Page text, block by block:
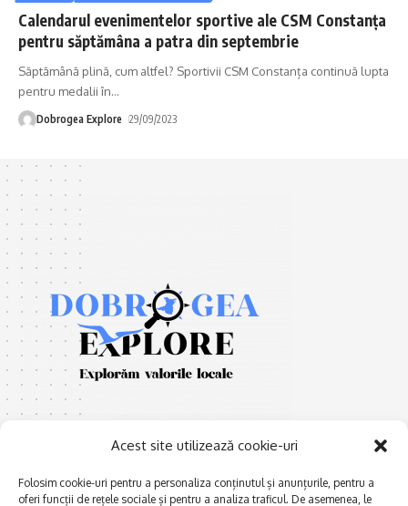
Acest site utilizează cookie-uri
Folosim cookie-uri pentru a personaliza conținutul și anunțurile, pentru a
oferi funcții de rețele sociale și pentru a analiza traficul. De asemenea, le
Calendarul evenimentelor sportive ale CSM Constanța
pentru săptămâna a patra din septembrie
Săptămână plină, cum altfel? Sportivii CSM Constanța continuă lupta
pentru medalii în…
Dobrogea Explore 29/09/2023